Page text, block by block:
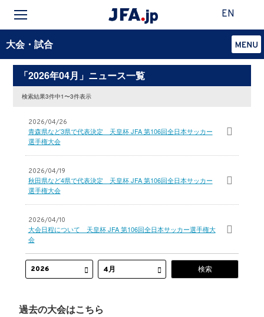
EN
大会・試合
「2026年04月」ニュース一覧
検索結果3件中1〜3件表示
2026/04/26
青森県など3県で代表決定 天皇杯 JFA 第106回全日本サッカー
選手権大会
2026/04/19
秋田県など4県で代表決定 天皇杯 JFA 第106回全日本サッカー
選手権大会
2026/04/10
大会日程について 天皇杯 JFA 第106回全日本サッカー選手権大
会
過去の大会はこちら